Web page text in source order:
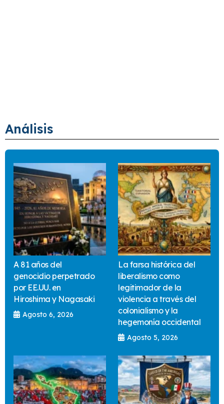
Análisis
A 81 años del
genocidio perpetrado
por EE.UU. en
Hiroshima y Nagasaki
Agosto 6, 2026
La farsa histórica del
liberalismo como
legitimador de la
violencia a través del
colonialismo y la
hegemonía occidental
Agosto 5, 2026